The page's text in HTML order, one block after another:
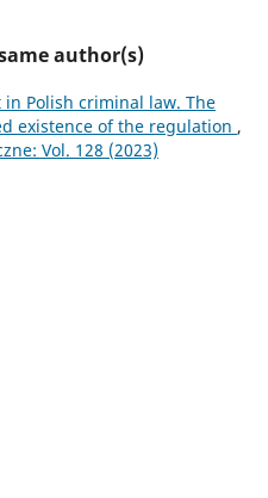
author(s)
in Polish criminal law. The
existence of the regulation ,
Vol. 128 (2023)